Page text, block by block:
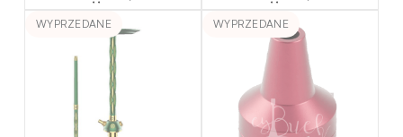
WYPRZEDANE WYPRZEDANE